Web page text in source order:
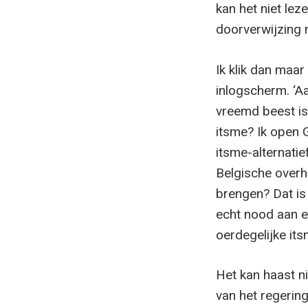
kan het niet
doorverwijzing
Ik klik dan
inlogscherm.
vreemd beest
itsme? Ik open
itsme-
Belgische
brengen? Dat
echt nood aan
oerdegelijke
Het kan haast
van het